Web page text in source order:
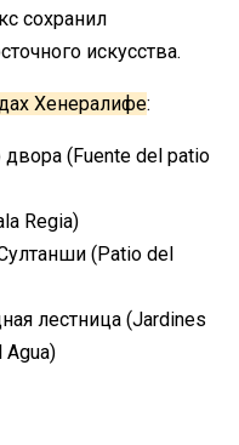
сохранил
искусства.
Хенералифе:
(Fuente del patio
Regia)
(Patio del
лестница (Jardines
Agua)